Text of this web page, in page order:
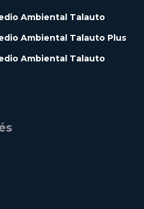
Ambiental Talauto
Ambiental Talauto Plus
Ambiental Talauto